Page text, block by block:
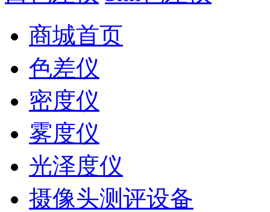
商城首页
色差仪
密度仪
雾度仪
光泽度仪
摄像头测评设备